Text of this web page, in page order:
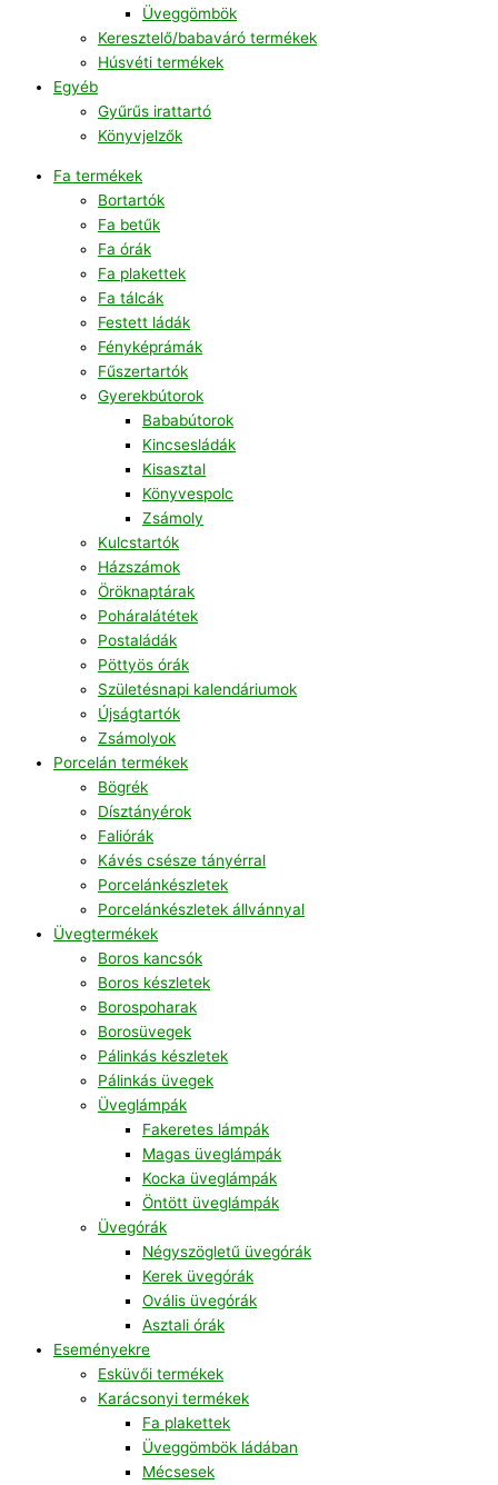
Üveggömbök
Keresztelő/babaváró termékek
Húsvéti termékek
Egyéb
Gyűrűs irattartó
Könyvjelzők
Fa termékek
Bortartók
Fa betűk
Fa órák
Fa plakettek
Fa tálcák
Festett ládák
Fényképrámák
Fűszertartók
Gyerekbútorok
Bababútorok
Kincsesládák
Kisasztal
Könyvespolc
Zsámoly
Kulcstartók
Házszámok
Öröknaptárak
Poháralátétek
Postaládák
Pöttyös órák
Születésnapi kalendáriumok
Újságtartók
Zsámolyok
Porcelán termékek
Bögrék
Dísztányérok
Faliórák
Kávés csésze tányérral
Porcelánkészletek
Porcelánkészletek állvánnyal
Üvegtermékek
Boros kancsók
Boros készletek
Borospoharak
Borosüvegek
Pálinkás készletek
Pálinkás üvegek
Üveglámpák
Fakeretes lámpák
Magas üveglámpák
Kocka üveglámpák
Öntött üveglámpák
Üvegórák
Négyszögletű üvegórák
Kerek üvegórák
Ovális üvegórák
Asztali órák
Eseményekre
Esküvői termékek
Karácsonyi termékek
Fa plakettek
Üveggömbök ládában
Mécsesek